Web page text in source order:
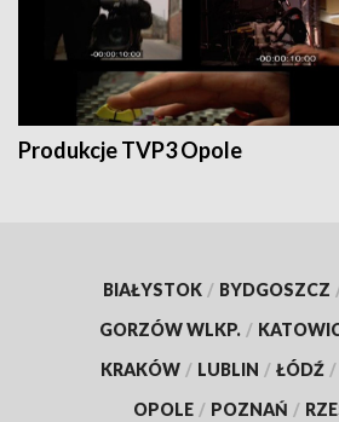
Produkcje TVP3 Opole
BIAŁYSTOK / BYDGOSZCZ
GORZÓW WLKP. /
KRAKÓW / LUBLIN / ŁÓDŹ /
OPOLE / POZNAŃ /